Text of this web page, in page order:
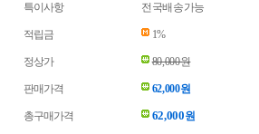
특이사항 전국배송가능
적립금 1%
정상가 80,000원
판매가격 62,000원
총구매가격 62,000원